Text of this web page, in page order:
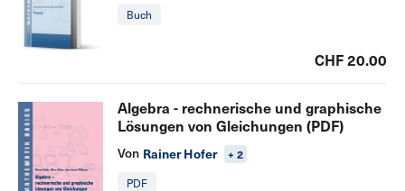
Buch
CHF 20.00
Algebra - rechnerische und graphische
Lösungen von Gleichungen (PDF)
Von Rainer Hofer
+ 2
PDF